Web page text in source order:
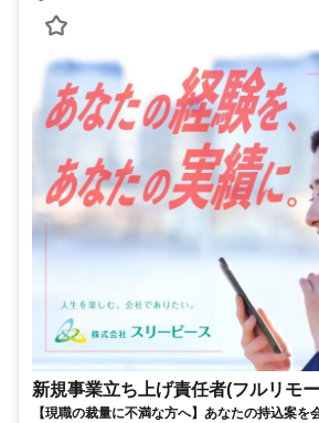
新規事業立ち上げ責任者(フルリモ
【現職の裁量に不満な方へ】あなたの持込案を